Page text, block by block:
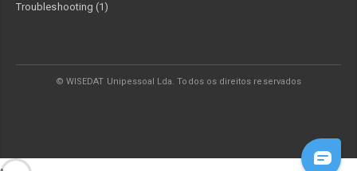
Troubleshooting (1)
© WISEDAT Unipessoal Lda. Todos os direitos reservados